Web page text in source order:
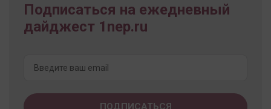
Подписаться на ежедневный
дайджест 1nep.ru